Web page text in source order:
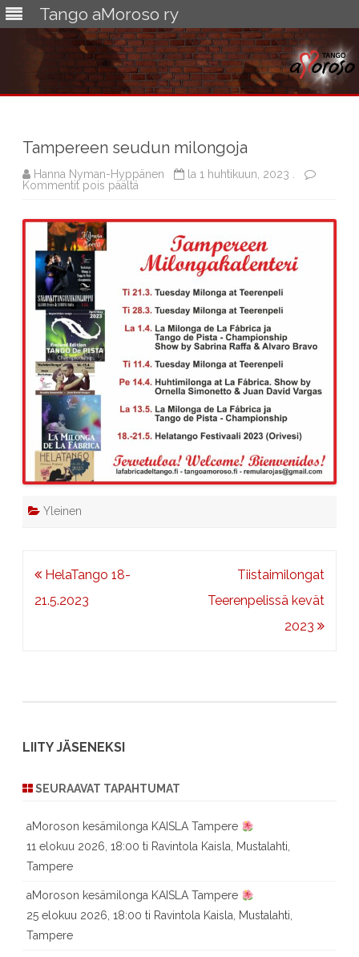
Tango aMoroso ry
Tampereen seudun milongoja
Hanna Nyman-Hyppänen
la 1 huhtikuun, 2023 .
Kommentit pois päältä
milongoja
Yleinen
Artikkelien
selaus
HelaTango 18-
21.5.2023
Tiistaimilongat
Teerenpelissä kevät
2023
LIITY JÄSENEKSI
SEURAAVAT TAPAHTUMAT
aMoroson kesämilonga KAISLA Tampere
11 elokuu 2026, 18:00 ti Ravintola Kaisla, Mustalahti,
Tampere
aMoroson kesämilonga KAISLA Tampere
25 elokuu 2026, 18:00 ti Ravintola Kaisla, Mustalahti,
Tampere